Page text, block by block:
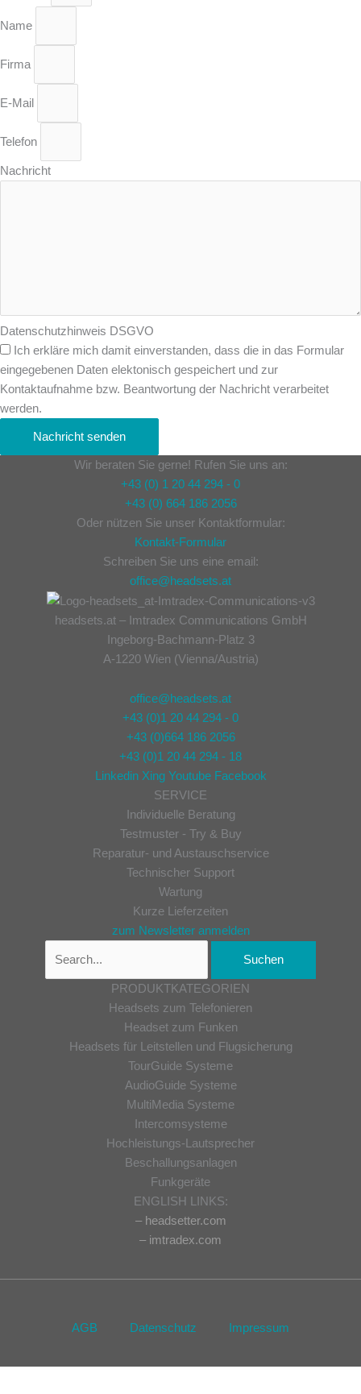
Name
Firma
E-Mail
Telefon
Nachricht
Datenschutzhinweis DSGVO
Ich erkläre mich damit einverstanden, dass die in das Formular
eingegebenen Daten elektonisch gespeichert und zur
Kontaktaufnahme bzw. Beantwortung der Nachricht verarbeitet
werden.
Nachricht senden
Wir beraten Sie gerne! Rufen Sie uns an:
+43 (0) 1 20 44 294 - 0
+43 (0) 664 186 2056
Oder nützen Sie unser Kontaktformular:
Kontakt-Formular
Schreiben Sie uns eine email:
office@headsets.at
headsets.at – Imtradex Communications GmbH
Ingeborg-Bachmann-Platz 3
A-1220 Wien (Vienna/Austria)
office@headsets.at
+43 (0)1 20 44 294 - 0
+43 (0)664 186 2056
+43 (0)1 20 44 294 - 18
Linkedin Xing Youtube Facebook
SERVICE
Individuelle Beratung
Testmuster - Try & Buy
Reparatur- und Austauschservice
Technischer Support
Wartung
Kurze Lieferzeiten
zum Newsletter anmelden
PRODUKTKATEGORIEN
Headsets zum Telefonieren
Headset zum Funken
Headsets für Leitstellen und Flugsicherung
TourGuide Systeme
AudioGuide Systeme
MultiMedia Systeme
Intercomsysteme
Hochleistungs-Lautsprecher
Beschallungsanlagen
Funkgeräte
ENGLISH LINKS:
– headsetter.com
– imtradex.com
AGB Datenschutz Impressum